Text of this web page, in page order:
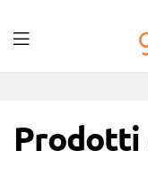
Prodotti